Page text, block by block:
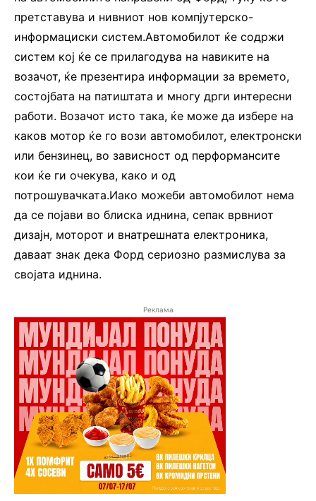
претставува и нивниот нов компјутерско-
информациски систем.Автомобилот ќе содржи
систем кој ќе се прилагодува на навиките на
возачот, ќе презентира информации за времето,
состојбата на патиштата и многу дрги интересни
работи. Возачот исто така, ќе може да избере на
каков мотор ќе го вози автомобилот, електронски
или бензинец, во зависност од перформансите
кои ќе ги очекува, како и од
потрошувачката.Иако можеби автомобилот нема
да се појави во блиска иднина, сепак врвниот
дизајн, моторот и внатрешната електроника,
даваат знак дека Форд сериозно размислува за
својата иднина.
Реклама